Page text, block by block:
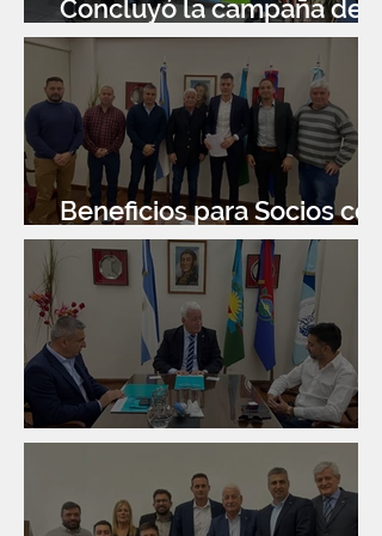
Concluyó la campaña de
donación de libros
Beneficios para Socios con
Banco Santander
Reunión con Sur Finanzas